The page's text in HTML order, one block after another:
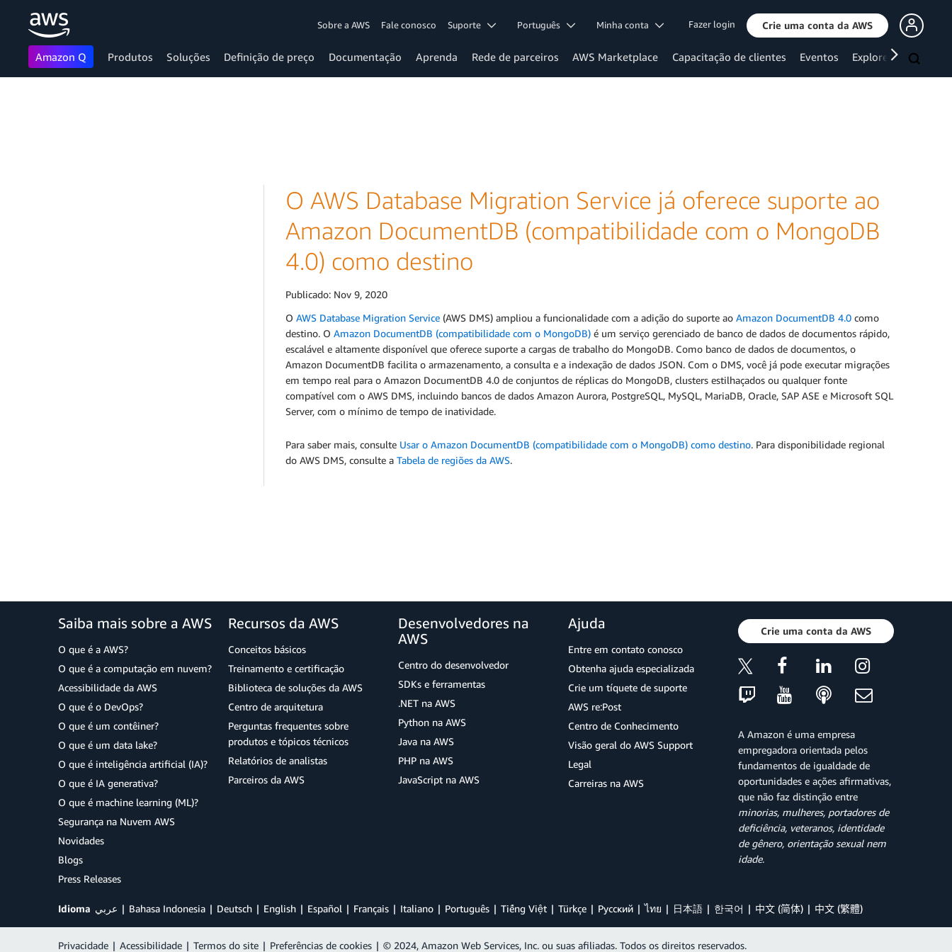
Sobre a AWS Fale conosco Suporte Português Minha conta Fazer login Crie uma conta da AWS
Amazon Q Produtos Soluções Definição de preço Documentação Aprenda Rede de parceiros AWS Marketplace Capacitação de clientes Eventos Explore mais
O AWS Database Migration Service já oferece suporte ao
Amazon DocumentDB (compatibilidade com o MongoDB
4.0) como destino
Publicado: Nov 9, 2020
O AWS Database Migration Service (AWS DMS) ampliou a funcionalidade com a adição do suporte ao Amazon DocumentDB 4.0 como
destino. O Amazon DocumentDB (compatibilidade com o MongoDB) é um serviço gerenciado de banco de dados de documentos rápido,
escalável e altamente disponível que oferece suporte a cargas de trabalho do MongoDB. Como banco de dados de documentos, o
Amazon DocumentDB facilita o armazenamento, a consulta e a indexação de dados JSON. Com o DMS, você já pode executar migrações
em tempo real para o Amazon DocumentDB 4.0 de conjuntos de réplicas do MongoDB, clusters estilhaçados ou qualquer fonte
compatível com o AWS DMS, incluindo bancos de dados Amazon Aurora, PostgreSQL, MySQL, MariaDB, Oracle, SAP ASE e Microsoft SQL
Server, com o mínimo de tempo de inatividade.
Para saber mais, consulte Usar o Amazon DocumentDB (compatibilidade com o MongoDB) como destino. Para disponibilidade regional
do AWS DMS, consulte a Tabela de regiões da AWS.
Saiba mais sobre a AWS
O que é a AWS?
O que é a computação em nuvem?
Acessibilidade da AWS
O que é o DevOps?
O que é um contêiner?
O que é um data lake?
O que é inteligência artificial (IA)?
O que é IA generativa?
O que é machine learning (ML)?
Segurança na Nuvem AWS
Novidades
Blogs
Press Releases
Recursos da AWS
Conceitos básicos
Treinamento e certificação
Biblioteca de soluções da AWS
Centro de arquitetura
Perguntas frequentes sobre
produtos e tópicos técnicos
Relatórios de analistas
Parceiros da AWS
Desenvolvedores na
AWS
Centro do desenvolvedor
SDKs e ferramentas
.NET na AWS
Python na AWS
Java na AWS
PHP na AWS
JavaScript na AWS
Ajuda
Entre em contato conosco
Obtenha ajuda especializada
Crie um tíquete de suporte
AWS re:Post
Centro de Conhecimento
Visão geral do AWS Support
Legal
Carreiras na AWS
Crie uma conta da AWS
A Amazon é uma empresa
empregadora orientada pelos
fundamentos de igualdade de
oportunidades e ações afirmativas,
que não faz distinção entre
minorias, mulheres, portadores de
deficiência, veteranos, identidade
de gênero, orientação sexual nem
idade.
Idioma عربي Bahasa Indonesia Deutsch English Español Français Italiano Português Tiếng Việt Türkçe Ρусский ไทย 日本語 한국어 中文 (简体) 中文 (繁體)
Privacidade | Acessibilidade | Termos do site | Preferências de cookies | © 2024, Amazon Web Services, Inc. ou suas afiliadas. Todos os direitos reservados.